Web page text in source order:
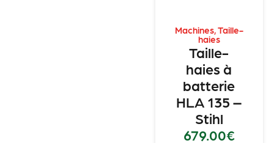
Machines,Taille-
haies
Taille-
haies à
batterie
HLA 135 –
Stihl
679.00€